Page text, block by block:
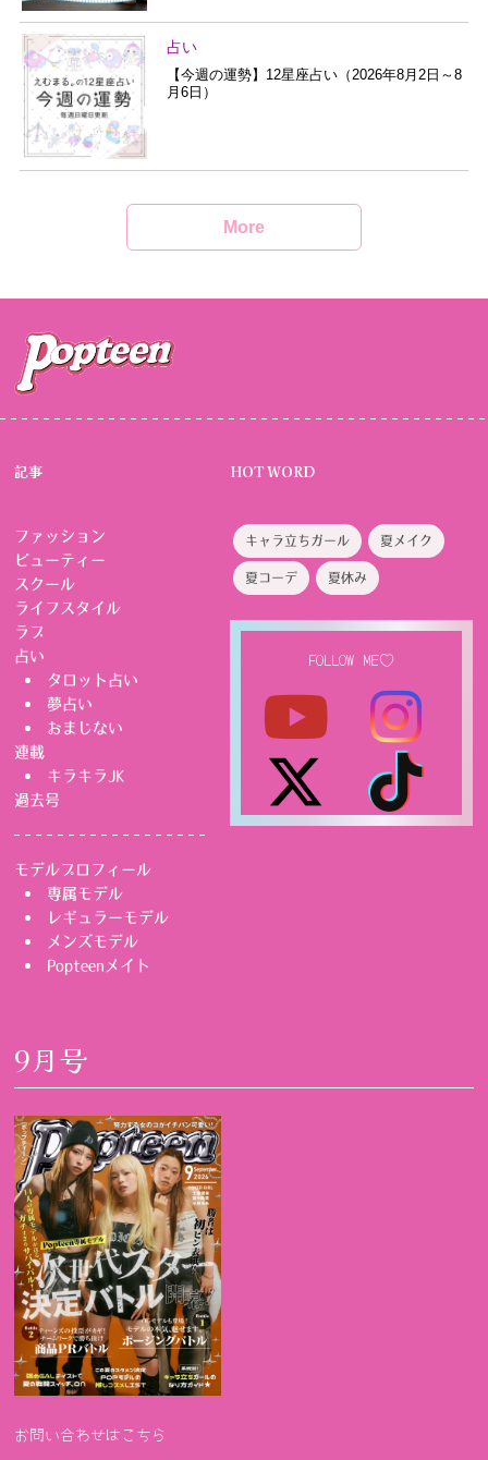
占い
【今週の運勢】12星座占い（2026年8月2日～8
月6日）
More
記事
ファッション
ビューティー
スクール
ライフスタイル
ラブ
占い
タロット占い
夢占い
おまじない
連載
キラキラJK
過去号
モデルプロフィール
専属モデル
レギュラーモデル
メンズモデル
Popteenメイト
HOT WORD
キャラ立ちガール 夏メイク
夏コーデ 夏休み
FOLLOW ME♡
9月号
お問い合わせはこちら